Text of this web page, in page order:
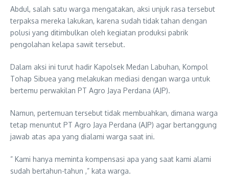
Abdul, salah satu warga mengatakan, aksi unjuk rasa tersebut
terpaksa mereka lakukan, karena sudah tidak tahan dengan
polusi yang ditimbulkan oleh kegiatan produksi pabrik
pengolahan kelapa sawit tersebut.
Dalam aksi ini turut hadir Kapolsek Medan Labuhan, Kompol
Tohap Sibuea yang melakukan mediasi dengan warga untuk
bertemu perwakilan PT Agro Jaya Perdana (AJP).
Namun, pertemuan tersebut tidak membuahkan, dimana warga
tetap menuntut PT Agro Jaya Perdana (AJP) agar bertanggung
jawab atas apa yang dialami warga saat ini.
” Kami hanya meminta kompensasi apa yang saat kami alami
sudah bertahun-tahun ,” kata warga.